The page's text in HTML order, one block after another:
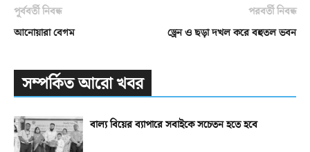
পূর্ববর্তী নিবন্ধ
আনোয়ারা বেগম
পরবর্তী নিবন্ধ
ড্রেন ও ছড়া দখল করে বহুতল ভবন
সম্পর্কিত আরো খবর
বাল্য বিয়ের ব্যাপারে সবাইকে সচেতন হতে হবে